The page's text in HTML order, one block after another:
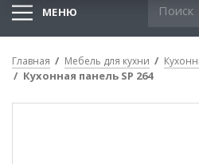
МЕНЮ
Главная Мебель для кухни
Кухонная панель SP 264